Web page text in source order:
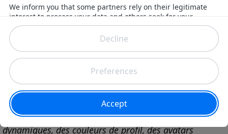
janvier 2025 et est justifié par un faible engagement
de la part de la communauté actuelle.«En raison
d’un faible engagement et de notre orientation
vers la fourniture d’autres expériences aux
joueurs, l’application Éditeur d’avatar Xbox ne
sera plus disponible à partir du 9 janvier 2025».
Pour vous donner une identité visuelle virtuelle,
vous pourrez toujours utiliser des« arrière-plans
dynamiques, des couleurs de profil, des avatars